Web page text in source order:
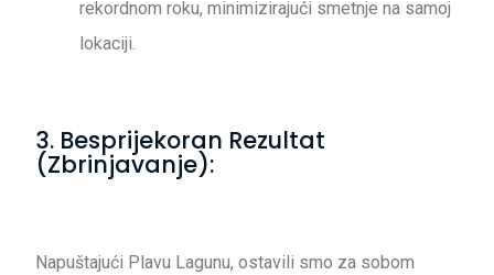
rekordnom roku, minimizirajući smetnje na samoj
lokaciji.
3. Besprijekoran Rezultat
(Zbrinjavanje):
Napuštajući Plavu Lagunu, ostavili smo za sobom